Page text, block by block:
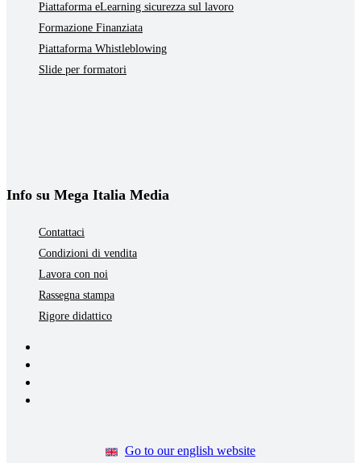
Piattaforma eLearning sicurezza sul lavoro
Formazione Finanziata
Piattaforma Whistleblowing
Slide per formatori
Info su Mega Italia Media
Contattaci
Condizioni di vendita
Lavora con noi
Rassegna stampa
Rigore didattico
Go to our english website